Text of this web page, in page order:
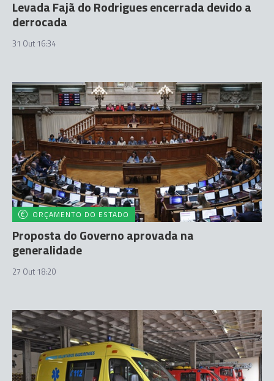
Levada Fajã do Rodrigues encerrada devido a
derrocada
31 Out 16:34
ORÇAMENTO DO ESTADO
Proposta do Governo aprovada na
generalidade
27 Out 18:20